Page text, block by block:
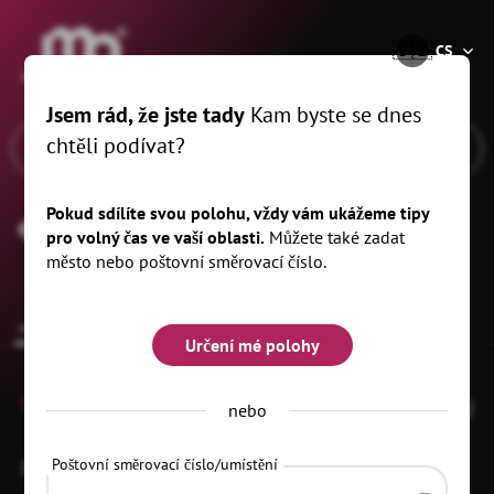
®
🇨🇿CS
Zámek Kromsdorf
common.overview
0
Platz der Demokratie 47 99510 Ilmtal-Weinstraße
Jsem rád, že jste tady Kam byste se dnes
chtěli podívat?
Pokud sdílíte svou polohu, vždy vám ukážeme tipy
pro volný čas ve vaší oblasti. Můžete také zadat
město nebo poštovní směrovací číslo.
Určení mé polohy
nebo
Poštovní směrovací číslo/umístění